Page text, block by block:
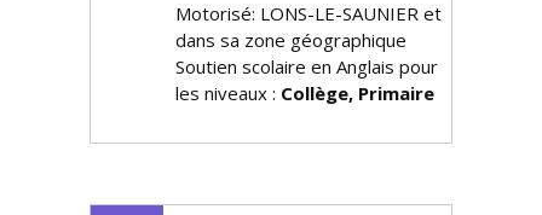
Motorisé: LONS-LE-SAUNIER et
dans sa zone géographique
Soutien scolaire en Anglais pour
les niveaux : Collège, Primaire